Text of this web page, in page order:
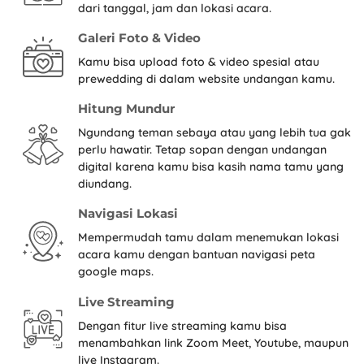
dari tanggal, jam dan lokasi acara.
Galeri Foto & Video
Kamu bisa upload foto & video spesial atau
prewedding di dalam website undangan kamu.
Hitung Mundur
Ngundang teman sebaya atau yang lebih tua gak
perlu hawatir. Tetap sopan dengan undangan
digital karena kamu bisa kasih nama tamu yang
diundang.
Navigasi Lokasi
Mempermudah tamu dalam menemukan lokasi
acara kamu dengan bantuan navigasi peta
google maps.
Live Streaming
Dengan fitur live streaming kamu bisa
menambahkan link Zoom Meet, Youtube, maupun
live Instagram.